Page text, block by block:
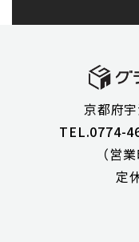
京都府
TEL.0774-
（営
定